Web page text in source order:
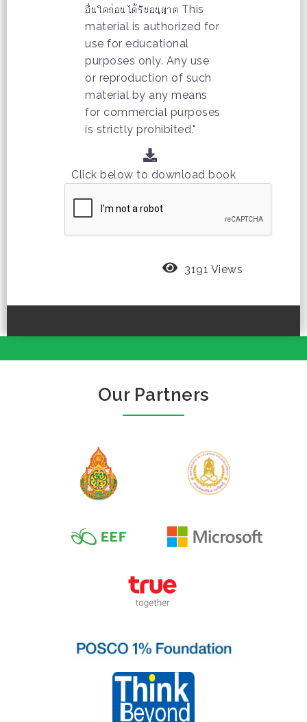
อื่นใดก่อนได้รับอนุญาต This
material is authorized for
use for educational
purposes only. Any use
or reproduction of such
material by any means
for commercial purposes
is strictly prohibited."
Click below to download book
3191 Views
Our Partners